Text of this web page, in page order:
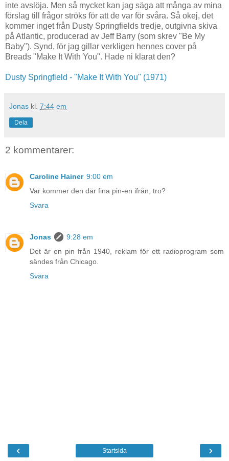
inte avslöja. Men så mycket kan jag säga att många av mina
förslag till frågor ströks för att de var för svåra. Så okej, det
kommer inget från Dusty Springfields tredje, outgivna skiva
på Atlantic, producerad av Jeff Barry (som skrev "Be My
Baby"). Synd, för jag gillar verkligen hennes cover på
Breads "Make It With You". Hade ni klarat den?
Dusty Springfield - "Make It With You" (1971)
Jonas kl. 7:44 em
Dela
2 kommentarer:
Caroline Hainer 9:00 em
Var kommer den där fina pin-en ifrån, tro?
Svara
Jonas
9:28 em
Det är en pin från 1940, reklam för ett radioprogram som
sändes från Chicago.
Svara
‹ ›
Startsida